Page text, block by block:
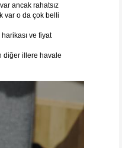
ancak rahatsız
var o da çok belli
ve fiyat
diğer illere havale